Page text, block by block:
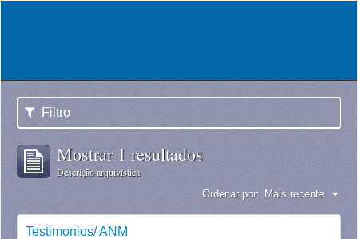
Filtro
Mostrar 1 resultados
Descrição arquivística
Ordenar por: Mais recente
Testimonios/ ANM